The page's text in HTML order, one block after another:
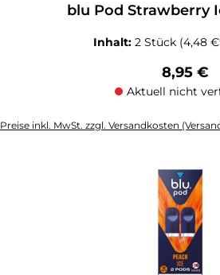
blu Pod Strawberry
Inhalt: 2 Stück (4,48
8,95 €
Aktuell nicht
Preise inkl. MwSt. zzgl. Versandkosten